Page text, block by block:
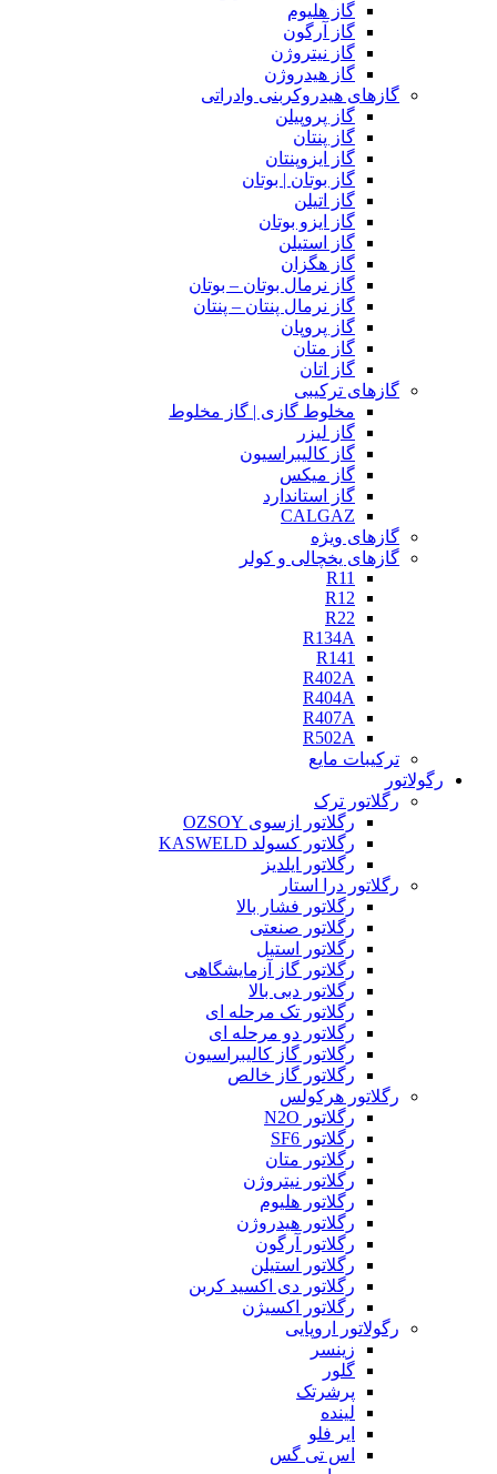
گاز هلیوم
گاز آرگون
گاز نیتروژن
گاز هیدروژن
گازهای هیدروکربنی وادراتی
گاز پروپیلن
گاز پنتان
گاز ایزوپنتان
گاز بوتان | بوتان
گاز اتیلن
گاز ایزو بوتان
گاز استیلن
گاز هگزان
گاز نرمال بوتان – بوتان
گاز نرمال پنتان – پنتان
گاز پروپان
گاز متان
گاز اتان
گازهای ترکیبی
مخلوط گازی | گاز مخلوط
گاز لیزر
گاز کالیبراسیون
گاز میکس
گاز استاندارد
CALGAZ
گازهای ویژه
گازهای یخچالی و کولر
R11
R12
R22
R134A
R141
R402A
R404A
R407A
R502A
ترکیبات مایع
رگولاتور
رگلاتور ترک
رگلاتور ازسوی OZSOY
رگلاتور کسولد KASWELD
رگلاتور ایلدیز
رگلاتور درا استار
رگلاتور فشار بالا
رگلاتور صنعتی
رگلاتور استیل
رگلاتور گاز آزمایشگاهی
رگلاتور دبی بالا
رگلاتور تک مرحله ای
رگلاتور دو مرحله ای
رگلاتور گاز کالیبراسیون
رگلاتور گاز خالص
رگلاتور هرکولس
رگلاتور N2O
رگلاتور SF6
رگلاتور متان
رگلاتور نیتروژن
رگلاتور هلیوم
رگلاتور هیدروژن
رگلاتور آرگون
رگلاتور استیلن
رگلاتور دی اکسید کربن
رگلاتور اکسیژن
رگولاتور اروپایی
زینسر
گلور
پرشرتک
لینده
ایر فلو
اس تی گس